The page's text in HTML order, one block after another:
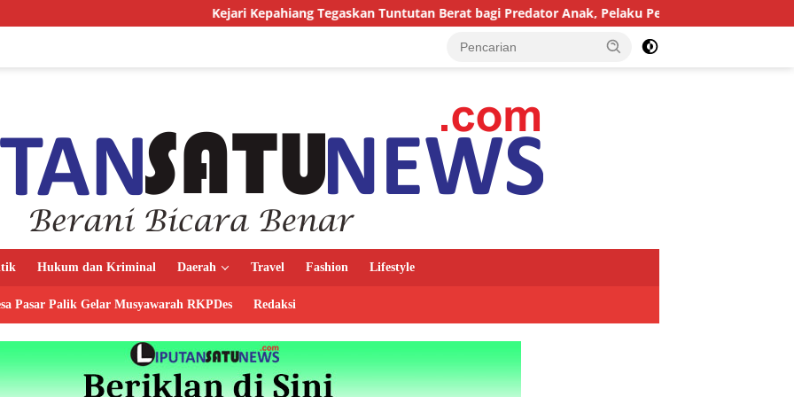
Kejari Kepahiang Tegaskan Tuntutan Berat bagi Predator Anak, Pelaku Persetubuhan Anak Tiri Dituntut 19 Tahun
Hukum dan Kriminal Daerah Travel Fashion Lifestyle
Pasar Palik Gelar Musyawarah RKPDes Redaksi